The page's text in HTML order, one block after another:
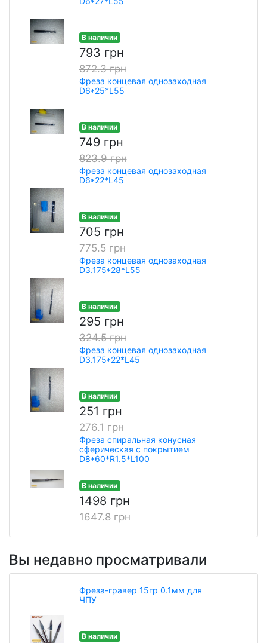
В наличии
793 грн
872.3 грн
Фреза концевая однозаходная
D6*25*L55
В наличии
749 грн
823.9 грн
Фреза концевая однозаходная
D6*22*L45
В наличии
705 грн
775.5 грн
Фреза концевая однозаходная
D3.175*28*L55
В наличии
295 грн
324.5 грн
Фреза концевая однозаходная
D3.175*22*L45
В наличии
251 грн
276.1 грн
Фреза спиральная конусная
сферическая с покрытием
D8*60*R1.5*L100
В наличии
1498 грн
1647.8 грн
Вы недавно просматривали
Фреза-гравер 15гр 0.1мм для
ЧПУ
В наличии